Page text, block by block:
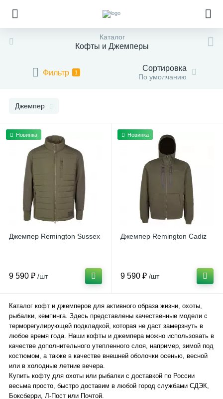
Каталог
Кофты и Джемперы
Фильтр 1 Сортировка
По умолчанию
Джемпер
Новинка
Джемпер Remington Sussex
9 590 ₽ /шт
Новинка
Джемпер Remington Cadiz
9 590 ₽ /шт
Каталог кофт и джемперов для активного образа жизни, охоты,
рыбалки, кемпинга. Здесь представлены качественные модели с
терморегулирующей подкладкой, которая не даст замерзнуть в
любое время года. Наши кофты и джемпера можно использовать в
качестве дополнительного утепленного слоя, например, зимой под
костюмом, а также в качестве внешней оболочки осенью, весной
или в холодные летние вечера.
Купить кофту для охоты или рыбалки с доставкой по России
весьма просто, быстро доставим в любой город службами СДЭК,
Боксберри, Л-Пост или Почтой.